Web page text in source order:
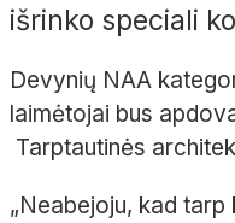
išrinko speciali
Devynių NAA
laimėtojai bus
Tarptautinės
„Neabejoju, kad